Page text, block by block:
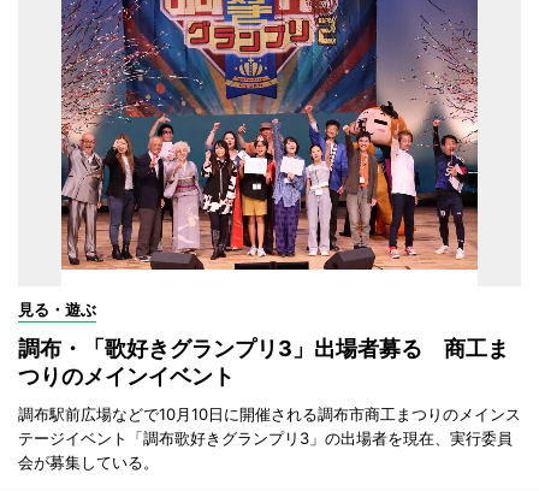
見る・遊ぶ
調布・「歌好きグランプリ3」出場者募る 商工ま
つりのメインイベント
調布駅前広場などで10月10日に開催される調布市商工まつりのメインス
テージイベント「調布歌好きグランプリ3」の出場者を現在、実行委員
会が募集している。